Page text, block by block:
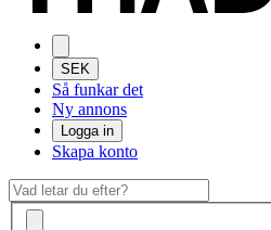
SEK
Så funkar det
Ny annons
Logga in
Skapa konto